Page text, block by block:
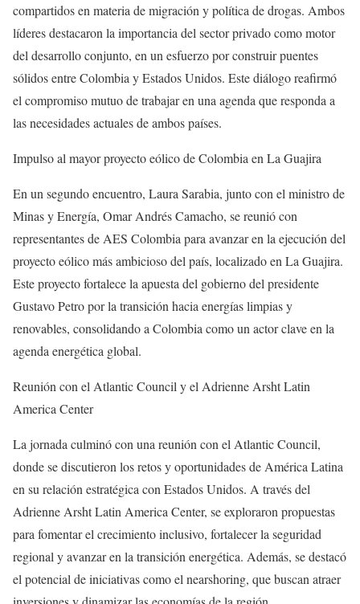
compartidos en materia de migración y política de drogas. Ambos
líderes destacaron la importancia del sector privado como motor
del desarrollo conjunto, en un esfuerzo por construir puentes
sólidos entre Colombia y Estados Unidos. Este diálogo reafirmó
el compromiso mutuo de trabajar en una agenda que responda a
las necesidades actuales de ambos países.
Impulso al mayor proyecto eólico de Colombia en La Guajira
En un segundo encuentro, Laura Sarabia, junto con el ministro de
Minas y Energía, Omar Andrés Camacho, se reunió con
representantes de AES Colombia para avanzar en la ejecución del
proyecto eólico más ambicioso del país, localizado en La Guajira.
Este proyecto fortalece la apuesta del gobierno del presidente
Gustavo Petro por la transición hacia energías limpias y
renovables, consolidando a Colombia como un actor clave en la
agenda energética global.
Reunión con el Atlantic Council y el Adrienne Arsht Latin
America Center
La jornada culminó con una reunión con el Atlantic Council,
donde se discutieron los retos y oportunidades de América Latina
en su relación estratégica con Estados Unidos. A través del
Adrienne Arsht Latin America Center, se exploraron propuestas
para fomentar el crecimiento inclusivo, fortalecer la seguridad
regional y avanzar en la transición energética. Además, se destacó
el potencial de iniciativas como el nearshoring, que buscan atraer